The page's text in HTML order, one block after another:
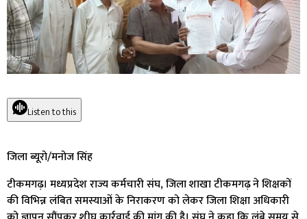
Listen to this
जिला ब्यूरो/मनोज सिंह
टीकमगढ़। मध्यप्रदेश राज्य कर्मचारी संघ, जिला शाखा टीकमगढ़ ने शिक्षकों
की विभिन्न लंबित समस्याओं के निराकरण को लेकर जिला शिक्षा अधिकारी